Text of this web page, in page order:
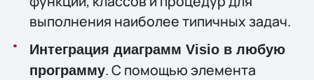
выполнения наиболее типичных задач.
Интеграция диаграмм Visio в любую
программу. С помощью элемента